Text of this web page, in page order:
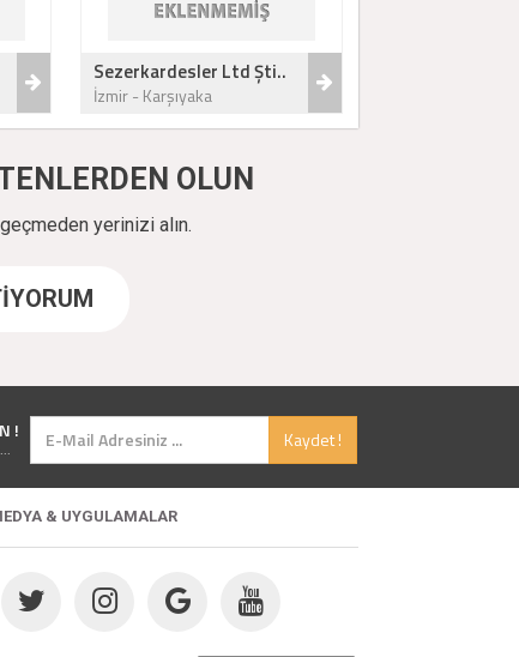
Sezerkardesler Ltd Şti..
İzmir - Karşıyaka
OLUN
yerinizi alın.
! Kaydet !
& UYGULAMALAR